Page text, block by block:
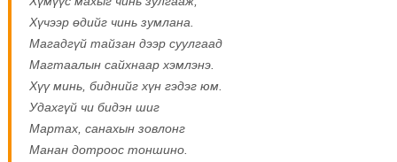
Хүчээр өдийг чинь зумлана.
Магадгүй тайзан дээр суулгаад
Магтаалын сайхнаар хэмлэнэ.
Хүү минь, биднийг хүн гэдэг юм.
Удахгүй чи бидэн шиг
Мартах, санахын зовлонг
Манан дотроос тоншино.